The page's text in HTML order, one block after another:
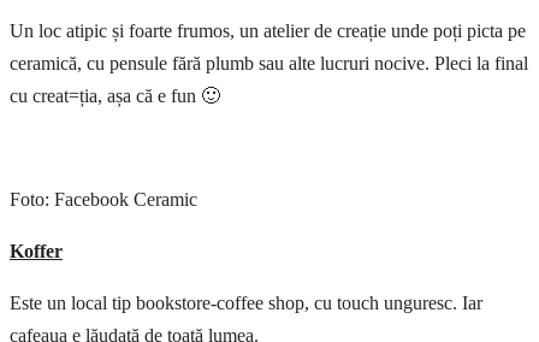
Un loc atipic și foarte frumos, un atelier de creație unde poți picta pe
ceramică, cu pensule fără plumb sau alte lucruri nocive. Pleci la final
cu creat=ția, așa că e fun 🙂
Foto: Facebook Ceramic
Koffer
Este un local tip bookstore-coffee shop, cu touch unguresc. Iar
cafeaua e lăudată de toată lumea.